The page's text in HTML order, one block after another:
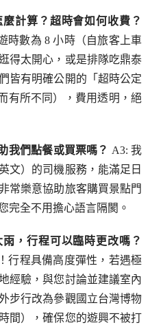
計算？超時會如何收費？
時數為 8 小時（自旅客上車
得太開心，或是排隊吃鼎泰
皆有明確公開的「超時公定
有所不同），費用透明，絕
我們點餐或買票嗎？ A3: 我
文）的司機服務，能滿足日
常樂意協助旅客購買景點門
完全不用擔心語言隔閡。
，行程可以臨時更改嗎？
行程具備高度彈性，若遇極
經驗，與您討論並建議室內
步行改為參觀國立台灣博物
間），確保您的遊興不被打